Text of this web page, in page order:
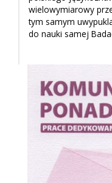
wielowymiarowy
tym samym
do nauki samej